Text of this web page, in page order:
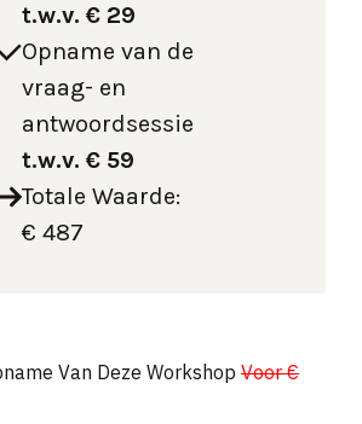
t.w.v. € 29
Opname van de
vraag- en
antwoordsessie
t.w.v. € 59
Totale Waarde:
€ 487
Van Deze Workshop Voor €